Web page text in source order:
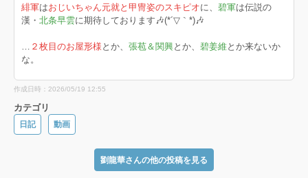
緋軍はおじいちゃん元就と甲冑姿のスキピオに、 碧軍は伝説の
漢・ 北条早雲に期待しております🎶(*´▽｀*)🎶
… ２枚目のお屋形様 とか、 張苞＆関興とか、 碧姜維とか来ないか
な。
作成日時：2026/05/19 12:55
カテゴリ
日記 動画
劉龍華さんの他の投稿を見る